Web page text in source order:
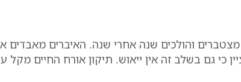
והולכים שנה אחרי שנה. האיברים מאבדים
גם בשלב זה אין ייאוש. תיקון אורח החיים מקל